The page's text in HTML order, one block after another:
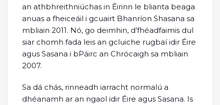
an athbhreithniúchas in Éirinn le blianta beaga
anuas a fheiceáil i gcuairt Bhanríon Shasana sa
mbliain 2011. Nó, go deimhin, d’fhéadfaimis dul
siar chomh fada leis an gcluiche rugbaí idir Éire
agus Sasana i bPáirc an Chrócaigh sa mbliain
2007.
Sa dá chás, rinneadh iarracht normalú a
dhéanamh ar an ngaol idir Éire agus Sasana. Is